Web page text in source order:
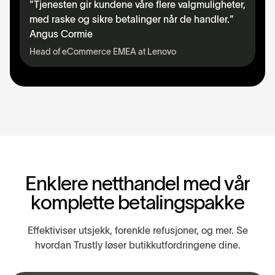
"Tjenesten gir kundene våre flere valgmuligheter,
med raske og sikre betalinger når de handler."
Angus Cormie
Head of eCommerce EMEA at Lenovo
Enklere netthandel medvår
komplette betalingspakke
Effektiviser utsjekk, forenkle refusjoner, og mer. Se
hvordan Trustly løser butikkutfordringene dine.